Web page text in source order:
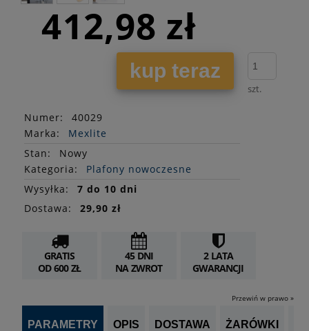
412,98 zł
kup teraz
szt.
Numer:
40029
Marka:
Mexlite
Stan:
Nowy
Kategoria:
Plafony nowoczesne
Wysyłka:
7 do 10 dni
Dostawa:
29,90 zł
GRATIS
OD 600 ZŁ
45 DNI
NA ZWROT
2 LATA
GWARANCJI
Przewiń w prawo »
PARAMETRY OPIS DOSTAWA ŻARÓWKI